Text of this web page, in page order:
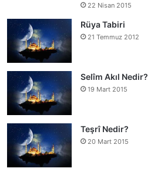
22 Nisan 2015
Rüya Tabiri
21 Temmuz 2012
Selîm Akıl Nedir?
19 Mart 2015
Teşrî Nedir?
20 Mart 2015